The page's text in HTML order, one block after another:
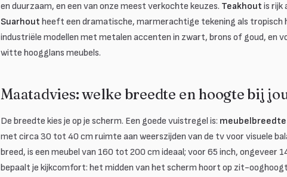
en duurzaam, en een van onze meest verkochte keuzes. Teakhout is rijk
Suarhout heeft een dramatische, marmerachtige tekening als tropisch
industriële modellen met metalen accenten in zwart, brons of goud, en
witte hoogglans meubels.
Maatadvies: welke breedte en hoogte bij
De breedte kies je op je scherm. Een goede vuistregel is:
met circa 30 tot 40 cm ruimte aan weerszijden van de tv voor visuele
breed, is een meubel van 160 tot 200 cm ideaal; voor 65 inch, ongeveer
bepaalt je kijkcomfort: het midden van het scherm hoort op zit-